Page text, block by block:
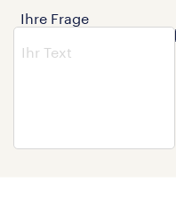
Ihre Frage